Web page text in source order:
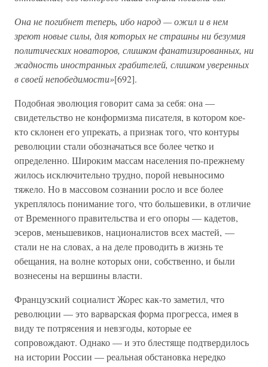
Она не погибнет теперь, ибо народ — ожил и в нем
зреют новые силы, для которых не страшны ни безумия
политических новаторов, слишком фанатизированных, ни
жадность иностранных грабителей, слишком уверенных
в своей непобедимости»[692].
Подобная эволюция говорит сама за себя: она —
свидетельство не конформизма писателя, в котором кое-
кто склонен его упрекать, а признак того, что контуры
революции стали обозначаться все более четко и
определенно. Широким массам населения по-прежнему
жилось исключительно трудно, порой невыносимо
тяжело. Но в массовом сознании росло и все более
укреплялось понимание того, что большевики, в отличие
от Временного правительства и его опоры — кадетов,
эсеров, меньшевиков, националистов всех мастей, —
стали не на словах, а на деле проводить в жизнь те
обещания, на волне которых они, собственно, и были
вознесены на вершины власти.
Французский социалист Жорес как-то заметил, что
революции — это варварская форма прогресса, имея в
виду те потрясения и невзгоды, которые ее
сопровождают. Однако — и это блестяще подтвердилось
на истории России — реальная обстановка нередко